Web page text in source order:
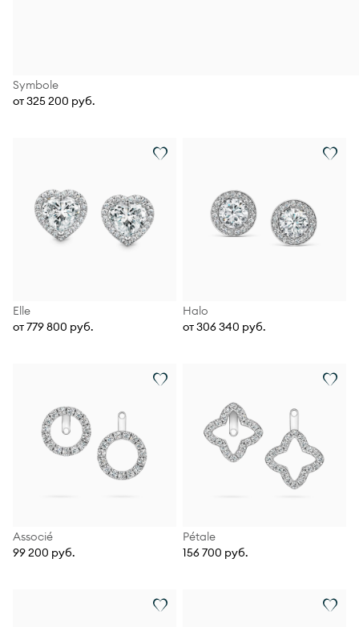
Symbole
от 325 200 руб.
Elle
от 779 800 руб.
Halo
от 306 340 руб.
Associé
99 200 руб.
Pétale
156 700 руб.